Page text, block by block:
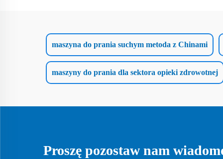
maszyna do prania suchym metoda z Chinami
maszyny do prania dla sektora opieki zdrowotnej
Proszę pozostaw nam